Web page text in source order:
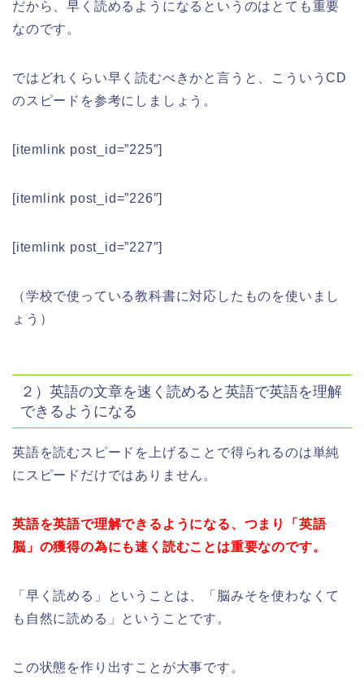
だから、早く読めるようになるというのはとても重要
なのです。
ではどれくらい早く読むべきかと言うと、こういうCD
のスピードを参考にしましょう。
[itemlink post_id=”225″]
[itemlink post_id=”226″]
[itemlink post_id=”227″]
（学校で使っている教科書に対応したものを使いまし
ょう）
２）英語の文章を速く読めると英語で英語を理解
できるようになる
英語を読むスピードを上げることで得られるのは単純
にスピードだけではありません。
英語を英語で理解できるようになる、つまり「英語
脳」の獲得の為にも速く読むことは重要なのです。
「早く読める」ということは、「脳みそを使わなくて
も自然に読める」ということです。
この状態を作り出すことが大事です。